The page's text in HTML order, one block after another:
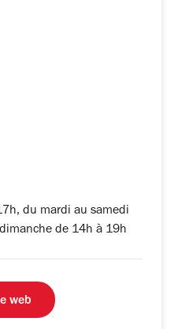
du mardi au samedi
de 14h à 19h
web